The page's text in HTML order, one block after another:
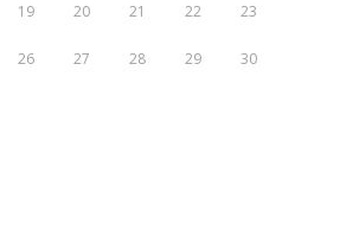
19 20 21 22 23
26 27 28 29 30